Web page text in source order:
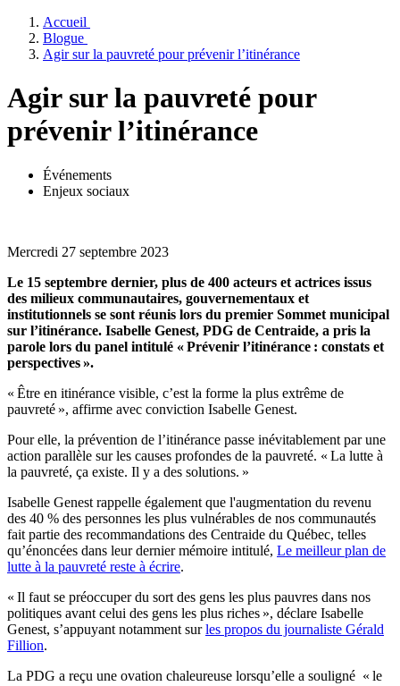
Accueil
Blogue
Agir sur la pauvreté pour prévenir l’itinérance
Agir sur la pauvreté pour
prévenir l’itinérance
Événements
Enjeux sociaux
Mercredi 27 septembre 2023
Le 15 septembre dernier, plus de 400 acteurs et actrices issus
des milieux communautaires, gouvernementaux et
institutionnels se sont réunis lors du premier Sommet municipal
sur l’itinérance. Isabelle Genest, PDG de Centraide, a pris la
parole lors du panel intitulé « Prévenir l’itinérance : constats et
perspectives ».
« Être en itinérance visible, c’est la forme la plus extrême de
pauvreté », affirme avec conviction Isabelle Genest.
Pour elle, la prévention de l’itinérance passe inévitablement par une
action parallèle sur les causes profondes de la pauvreté. « La lutte à
la pauvreté, ça existe. Il y a des solutions. »
Isabelle Genest rappelle également que l'augmentation du revenu
des 40 % des personnes les plus vulnérables de nos communautés
fait partie des recommandations des Centraide du Québec, telles
qu’énoncées dans leur dernier mémoire intitulé, Le meilleur plan de
lutte à la pauvreté reste à écrire.
« Il faut se préoccuper du sort des gens les plus pauvres dans nos
politiques avant celui des gens les plus riches », déclare Isabelle
Genest, s’appuyant notamment surles propos du journaliste Gérald
Fillion.
La PDG a reçu une ovation chaleureuse lorsqu’elle a souligné « le